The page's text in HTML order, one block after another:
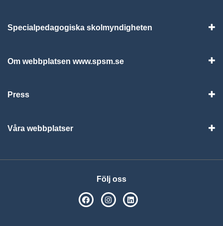
Specialpedagogiska skolmyndigheten
Om webbplatsen www.spsm.se
Press
Våra webbplatser
Följ oss
SPSM på Facebook
SPSM på Instagram